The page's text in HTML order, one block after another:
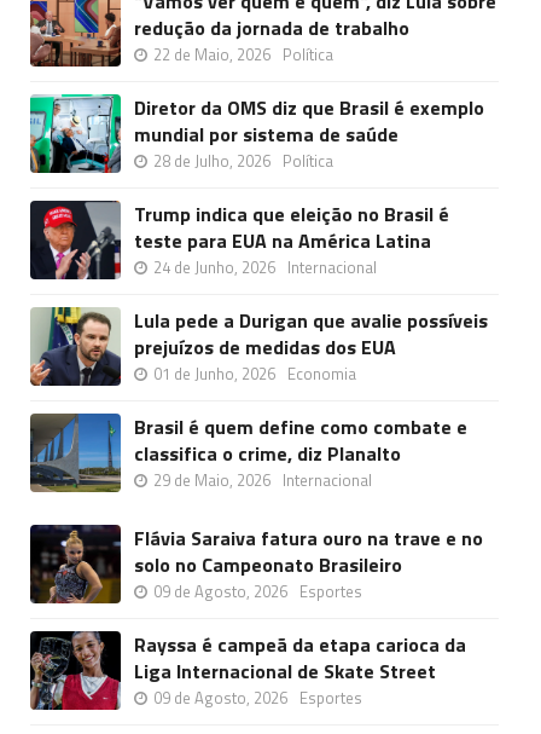
redução da jornada de trabalho
22 de Maio, 2026 Política
Diretor da OMS diz que Brasil é exemplo
mundial por sistema de saúde
28 de Julho, 2026 Política
Trump indica que eleição no Brasil é
teste para EUA na América Latina
24 de Junho, 2026 Internacional
Lula pede a Durigan que avalie possíveis
prejuízos de medidas dos EUA
01 de Junho, 2026 Economia
Brasil é quem define como combate e
classifica o crime, diz Planalto
29 de Maio, 2026 Internacional
Flávia Saraiva fatura ouro na trave e no
solo no Campeonato Brasileiro
09 de Agosto, 2026 Esportes
Rayssa é campeã da etapa carioca da
Liga Internacional de Skate Street
09 de Agosto, 2026 Esportes